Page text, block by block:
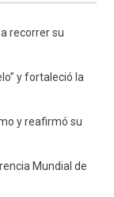
recorrer su
y fortaleció la
y reafirmó su
Mundial de